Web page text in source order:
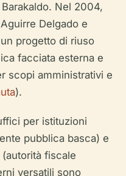
Nel 2004,
Delgado e
progetto di riuso
facciata esterna e
scopi amministrativi e
).
per istituzioni
pubblica basca) e
(autorità fiscale
versatili sono